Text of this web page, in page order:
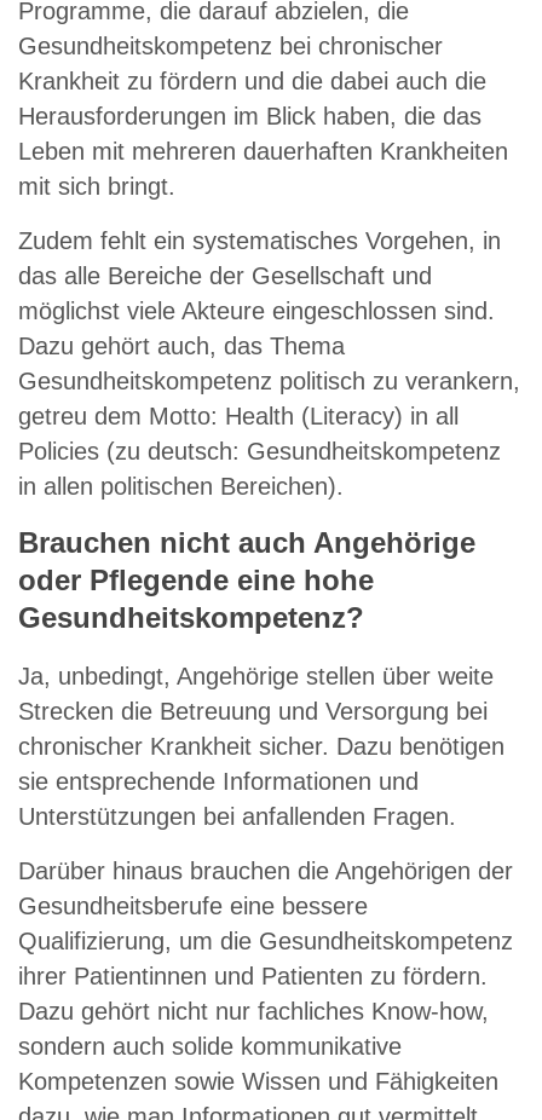
Programme, die darauf abzielen, die
Gesundheitskompetenz bei chronischer
Krankheit zu fördern und die dabei auch die
Herausforderungen im Blick haben, die das
Leben mit mehreren dauerhaften Krankheiten
mit sich bringt.
Zudem fehlt ein systematisches Vorgehen, in
das alle Bereiche der Gesellschaft und
möglichst viele Akteure eingeschlossen sind.
Dazu gehört auch, das Thema
Gesundheitskompetenz politisch zu verankern,
getreu dem Motto: Health (Literacy) in all
Policies (zu deutsch: Gesundheitskompetenz
in allen politischen Bereichen).
Brauchen nicht auch Angehörige
oder Pflegende eine hohe
Gesundheitskompetenz?
Ja, unbedingt, Angehörige stellen über weite
Strecken die Betreuung und Versorgung bei
chronischer Krankheit sicher. Dazu benötigen
sie entsprechende Informationen und
Unterstützungen bei anfallenden Fragen.
Darüber hinaus brauchen die Angehörigen der
Gesundheitsberufe eine bessere
Qualifizierung, um die Gesundheitskompetenz
ihrer Patientinnen und Patienten zu fördern.
Dazu gehört nicht nur fachliches Know-how,
sondern auch solide kommunikative
Kompetenzen sowie Wissen und Fähigkeiten